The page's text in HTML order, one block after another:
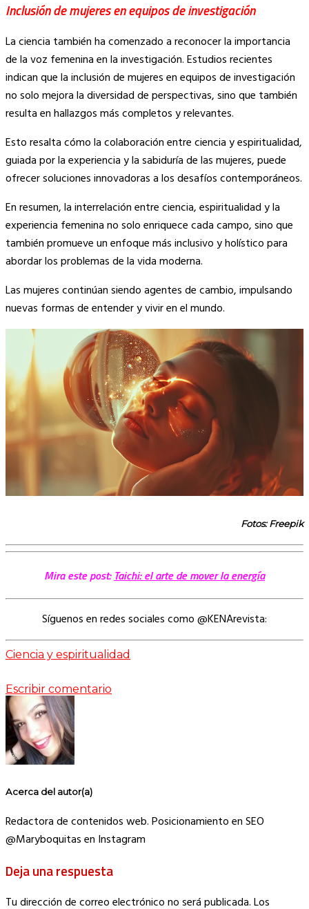
Inclusión de mujeres en equipos de investigación
La ciencia también ha comenzado a reconocer la importancia
de la voz femenina en la investigación. Estudios recientes
indican que la inclusión de mujeres en equipos de investigación
no solo mejora la diversidad de perspectivas, sino que también
resulta en hallazgos más completos y relevantes.
Esto resalta cómo la colaboración entre ciencia y espiritualidad,
guiada por la experiencia y la sabiduría de las mujeres, puede
ofrecer soluciones innovadoras a los desafíos contemporáneos.
En resumen, la interrelación entre ciencia, espiritualidad y la
experiencia femenina no solo enriquece cada campo, sino que
también promueve un enfoque más inclusivo y holístico para
abordar los problemas de la vida moderna.
Las mujeres continúan siendo agentes de cambio, impulsando
nuevas formas de entender y vivir en el mundo.
Fotos: Freepik
Mira este post: Taichi: el arte de mover la energía
Síguenos en redes sociales como @KENArevista:
Ciencia y espiritualidad
Escribir comentario
Acerca del autor(a)
Redactora de contenidos web. Posicionamiento en SEO
@Maryboquitas en Instagram
Deja una respuesta
Tu dirección de correo electrónico no será publicada.Los